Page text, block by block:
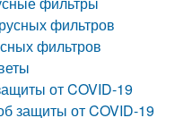
фильтров
фильтров
от COVID-19
защиты от COVID-19